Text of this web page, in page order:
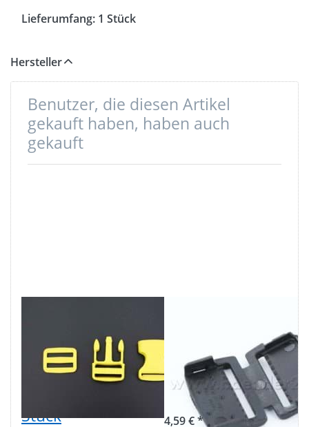
Lieferumfang: 1 Stück
Hersteller
Benutzer, die diesen Artikel
gekauft haben, haben auch
gekauft
mit Regulator -
25mm
Durchlass -
Stück
25mm
Gurtband, 10
Stück
4,59 € *